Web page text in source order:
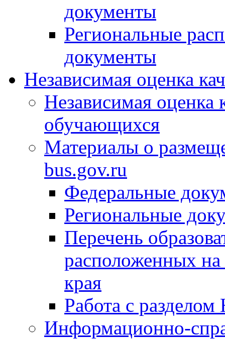
документы
Региональные
документы
Независимая оценка
Независимая оценка
обучающихся
Материалы о
bus.gov.ru
Федеральные
Региональные
Перечень
расположенных на
края
Работа с
Информационно-